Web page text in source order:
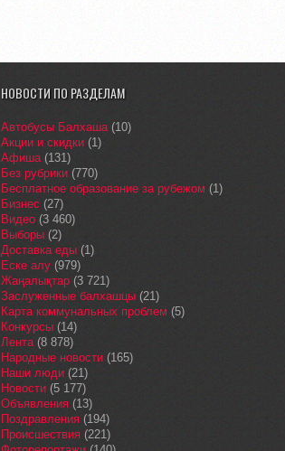
НОВОСТИ ПО РАЗДЕЛАМ
Автобусы Балхаша(10)
Акции и скидки (1)
Афиша(131)
Без рубрики (770)
Бесплатное образование за рубежом (1)
Бизнес (27)
Видео (3 460)
Выборы (2)
Доставка еды (1)
Еске алу (979)
Жаңалықтар (3 721)
Заслуженные балхашцы (21)
Карта коммунальных проблем (5)
Конкурсы (14)
Лента(8 878)
Народные новости (165)
Наши люди (21)
Новости (5 177)
Объявления (13)
Поздравления (194)
Происшествия (221)